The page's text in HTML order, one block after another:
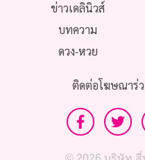
ข่าวเดลินิวส์
บทความ
ดวง-หวย
ติดต่อโฆษณาร่